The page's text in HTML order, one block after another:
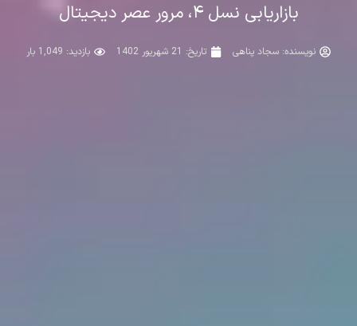
بازاریابی نسل ۴، مرور عصر دیجیتال
نویسنده: سجاد پناهی تاریخ: 21 شهریور 1402 بازدید: 1,049 بار